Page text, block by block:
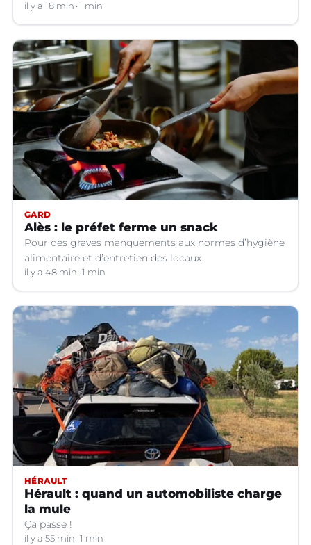
il y a 18 min 1 min
GARD
Alès : le préfet ferme un snack
Pour des graves manquements aux normes d’hygiène
alimentaire et d’entretien des locaux.
il y a 48 min 1 min
HÉRAULT
Hérault : quand un automobiliste charge
la mule
Ça passe !
il y a 55 min 1 min